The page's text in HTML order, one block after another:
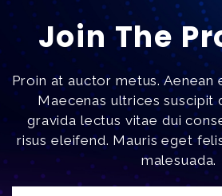
Join The
Proin at auctor metus. Aenean
Maecenas ultrices suscipit
gravida lectus vitae dui
risus eleifend. Mauris eget
malesuada.